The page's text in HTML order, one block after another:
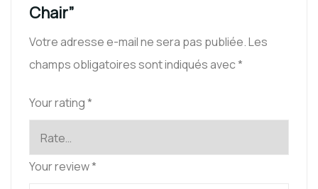
Chair”
Votre adresse e-mail ne sera pas publiée.Les
champs obligatoires sont indiqués avec*
Your rating*
Your review*